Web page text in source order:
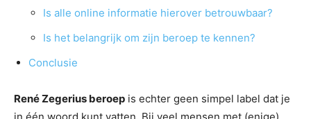
Is alle online informatie hierover betrouwbaar?
Is het belangrijk om zijn beroep te kennen?
Conclusie
René Zegerius beroep is echter geen simpel label dat je